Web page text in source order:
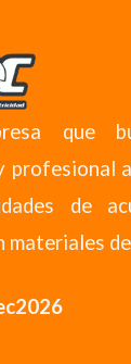
que
profesional
de
materiales